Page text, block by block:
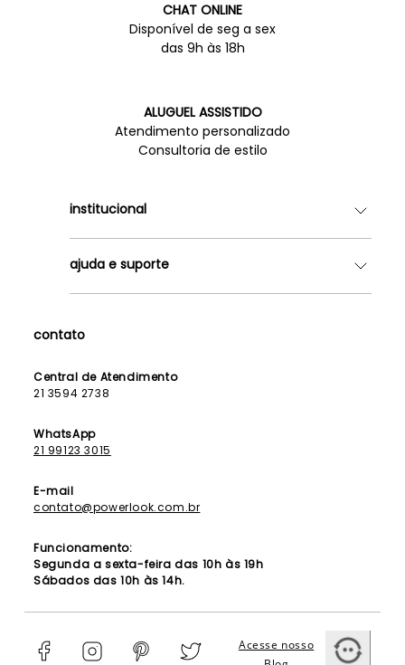
CHAT ONLINE
Disponível de seg a sex
das 9h às 18h
ALUGUEL ASSISTIDO
Atendimento personalizado
Consultoria de estilo
institucional
Lojas
Como Funciona
Lista de Formandas
ajuda e suporte
Política de Privacidade
contato
Central de Atendimento
21 3594 2738
WhatsApp
21 99123 3015
E-mail
contato@powerlook.com.br
Funcionamento:
Segunda a sexta-feira das 10h às 19h
Sábados das 10h às 14h.
Acesse nosso